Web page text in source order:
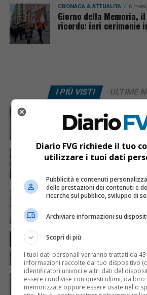
CRONACA & ATTUALITÀ 6
Giorno della Memoria, il
ricordo: ieri cerimonie
I PIÙ VISTI ULTIME
Mostravano vacanze e vestiti
dietro il lusso un traffico di
CRONACA & ATTUALITÀ 2 giorni fa
Acqua da usare con cautela
CRONACA & ATTUALITÀ 3 giorni fa
Mattia Ranghetti muore a 29
folgorazione alle Ferriere Nord
ANIMALI 7 giorni fa
Gorizia-Budapest in carrozza,
caldo: esplode la polemica sui
CRONACA & ATTUALITÀ 3 giorni fa
Mattia Ranghetti morto dopo
Diario FVG richiede il tuo
utilizzare i tuoi dati
Pubblicità e contenuti
delle prestazioni dei contenuti e
ricerche sul pubblico, sviluppo di
Archiviare informazioni su
Scopri di più
I tuoi dati personali verranno trattati da
informazioni raccolte dal tuo dispositivo
identificatori univoci e altri dati del
essere condivise con questi ultimi, da loro
memorizzate oppure essere usate nello